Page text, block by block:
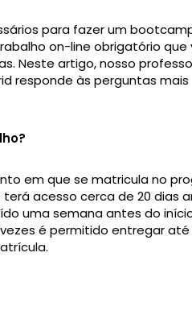
para fazer um
on-line obrigatório que
Neste artigo, nosso
responde às perguntas mais
em que se matricula no
acesso cerca de 20 dias
uma semana antes do
é permitido entregar até